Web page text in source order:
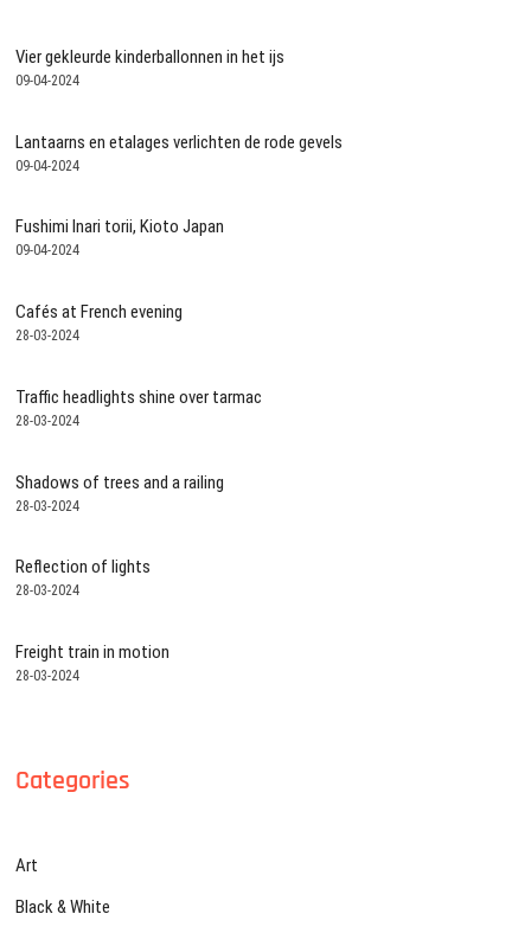
Vier gekleurde kinderballonnen in het ijs
09-04-2024
Lantaarns en etalages verlichten de rode gevels
09-04-2024
Fushimi Inari torii, Kioto Japan
09-04-2024
Cafés at French evening
28-03-2024
Traffic headlights shine over tarmac
28-03-2024
Shadows of trees and a railing
28-03-2024
Reflection of lights
28-03-2024
Freight train in motion
28-03-2024
Categories
Art
Black & White